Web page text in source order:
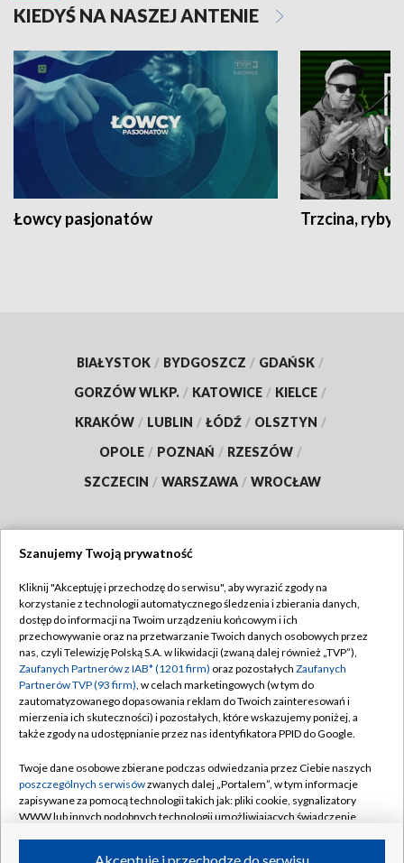
KIEDYŚ NA NASZEJ ANTENIE
Łowcy pasjonatów Trzcina, ryby
BIAŁYSTOK / BYDGOSZCZ / GDAŃSK /
GORZÓW WLKP. / KATOWICE / KIELCE /
KRAKÓW / LUBLIN / ŁÓDŹ / OLSZTYN /
OPOLE / POZNAŃ / RZESZÓW /
SZCZECIN / WARSZAWA / WROCŁAW
TVP
Abonament TVP
Emisja w TVP
Centrum informacji TVP
Naziemna Telewizja Cyfrowa
Rada Programowa
System NOS
Informacje o nadawcy
Regulamin TVP
Polityka prywatności
Moje zgody
Pomoc
Kontakt
Kanały
Szanujemy Twoją prywatność
Kliknij "Akceptuję i przechodzę do serwisu", aby wyrazić zgody na
korzystanie z technologii automatycznego śledzenia i zbierania danych,
dostęp do informacji na Twoim urządzeniu końcowym i ich
przechowywanie oraz na przetwarzanie Twoich danych osobowych przez
nas, czyli Telewizję Polską S.A. w likwidacji (zwaną dalej również „TVP”),
Zaufanych Partnerów z IAB* (1201 firm) oraz pozostałych Zaufanych
Partnerów TVP (93 firm), w celach marketingowych (w tym do
zautomatyzowanego dopasowania reklam do Twoich zainteresowań i
mierzenia ich skuteczności) i pozostałych, które wskazujemy poniżej, a
także zgody na udostępnianie przez nas identyfikatora PPID do Google.
Twoje dane osobowe zbierane podczas odwiedzania przez Ciebie naszych
poszczególnych serwisówzwanych dalej „Portalem”, w tym informacje
zapisywane za pomocą technologii takich jak: pliki cookie, sygnalizatory
WWW lub innych podobnych technologii umożliwiających świadczenie